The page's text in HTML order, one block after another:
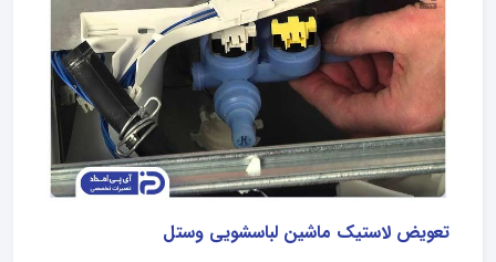
تعویض لاستیک ماشین لباسشویی وستل